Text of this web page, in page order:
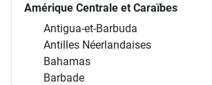
Amérique Centrale et Caraïbes
Antigua-et-Barbuda
Antilles Néerlandaises
Bahamas
Barbade